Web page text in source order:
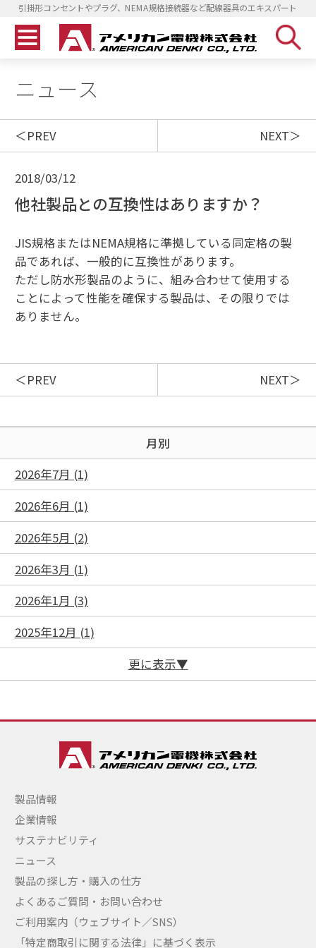
引掛形コンセントやプラグ、NEMA規格接続器など配線器具のエキスパート
ニュース
PREV NEXT
2018/03/12
他社製品との互換性はありますか？
JIS規格またはNEMA規格に準拠している同定格の製
品であれば、一般的に互換性があります。
ただし防水形製品のように、組み合わせて使用する
ことによって性能を確保する製品は、その限りでは
ありません。
PREV NEXT
月別
2026年7月 (1)
2026年6月 (1)
2026年5月 (2)
2026年3月 (1)
2026年1月 (3)
2025年12月 (1)
更に表示
製品情報
企業情報
サステナビリティ
ニュース
製品の探し方・購入の仕方
よくあるご質問・お問い合わせ
ご利用案内（ウェブサイト／SNS）
「特定商取引に関する法律」に基づく表示